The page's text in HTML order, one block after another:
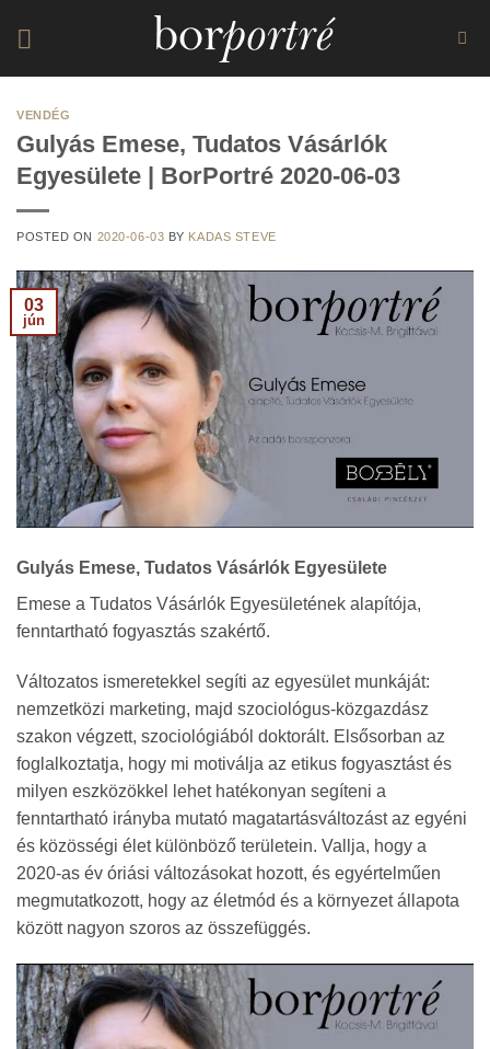
VENDÉG
Gulyás Emese, Tudatos Vásárlók
Egyesülete | BorPortré 2020-06-03
POSTED ON 2020-06-03 BY KADAS STEVE
03
jún
Gulyás Emese, Tudatos Vásárlók Egyesülete
Emese a Tudatos Vásárlók Egyesületének alapítója,
fenntartható fogyasztás szakértő.
Változatos ismeretekkel segíti az egyesület munkáját:
nemzetközi marketing, majd szociológus-közgazdász
szakon végzett, szociológiából doktorált. Elsősorban az
foglalkoztatja, hogy mi motiválja az etikus fogyasztást és
milyen eszközökkel lehet hatékonyan segíteni a
fenntartható irányba mutató magatartásváltozást az egyéni
és közösségi élet különböző területein. Vallja, hogy a
2020-as év óriási változásokat hozott, és egyértelműen
megmutatkozott, hogy az életmód és a környezet állapota
között nagyon szoros az összefüggés.